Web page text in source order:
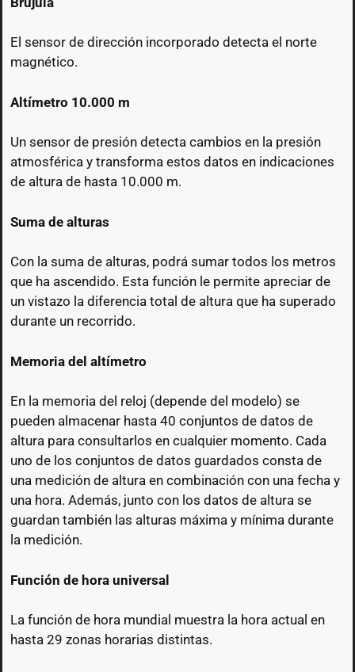
El sensor de dirección incorporado detecta el norte
magnético.
Altímetro 10.000 m
Un sensor de presión detecta cambios en la presión
atmosférica y transforma estos datos en indicaciones
de altura de hasta 10.000 m.
Suma de alturas
Con la suma de alturas, podrá sumar todos los metros
que ha ascendido. Esta función le permite apreciar de
un vistazo la diferencia total de altura que ha superado
durante un recorrido.
Memoria del altímetro
En la memoria del reloj (depende del modelo) se
pueden almacenar hasta 40 conjuntos de datos de
altura para consultarlos en cualquier momento. Cada
uno de los conjuntos de datos guardados consta de
una medición de altura en combinación con una fecha y
una hora. Además, junto con los datos de altura se
guardan también las alturas máxima y mínima durante
la medición.
Función de hora universal
La función de hora mundial muestra la hora actual en
hasta 29 zonas horarias distintas.